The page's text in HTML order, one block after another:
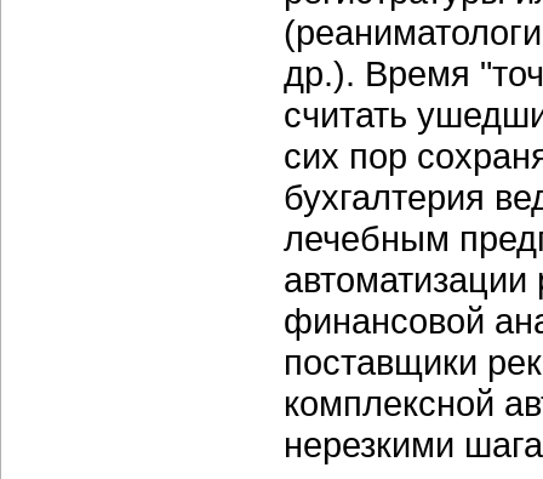
др.). Время
считать
сих пор
бухгалтерия
лечебным
финансовой
поставщики
комплексной
нерезкими